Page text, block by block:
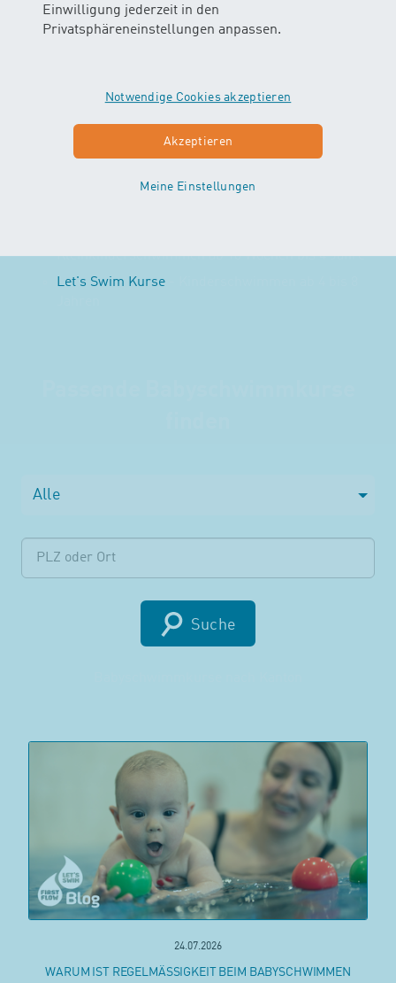
Einwilligung jederzeit in den
Privatsphäreneinstellungen anpassen.
Notwendige Cookies akzeptieren
Akzeptieren
Meine Einstellungen
Bis hoffentlich bald im Wasser!
die Vorteile des Babyschwimmensgelesen?
Und hier geht’s zu unseren
First Flow
Let's Swim Baby- und
Kleinkinderschwimmen ab 10 Wochen bis 4 Jahre
Let's Swim Kurse
Alle
Suche
24.07.2026
WARUM IST REGELMÄSSIGKEIT BEIM BABYSCHWIMMEN